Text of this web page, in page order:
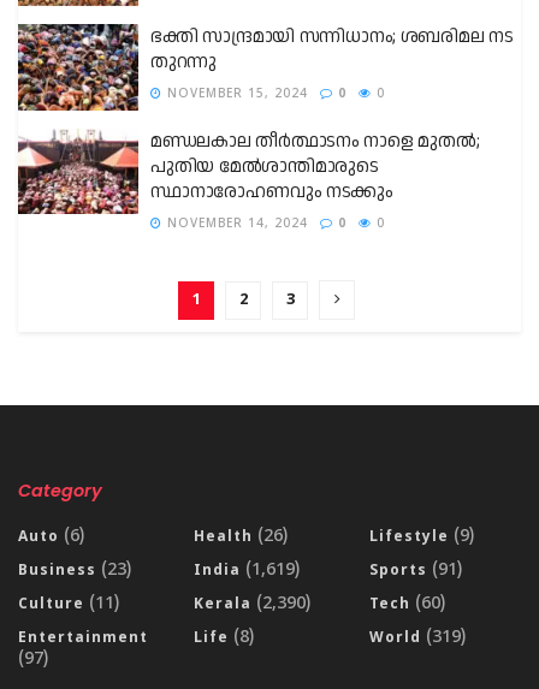
ഭക്തി സാന്ദ്രമായി സന്നിധാനം; ശബരിമല നട
തുറന്നു
NOVEMBER 15, 2024 0 0
മണ്ഡലകാല തീർത്ഥാടനം നാളെ മുതൽ;
പുതിയ മേൽശാന്തിമാരുടെ
സ്ഥാനാരോഹണവും നടക്കും
NOVEMBER 14, 2024 0 0
1 2 3
Category
Auto (6)
Business (23)
Culture (11)
Entertainment
(97)
Health (26)
India (1,619)
Kerala (2,390)
Life (8)
Lifestyle (9)
Sports (91)
Tech (60)
World (319)